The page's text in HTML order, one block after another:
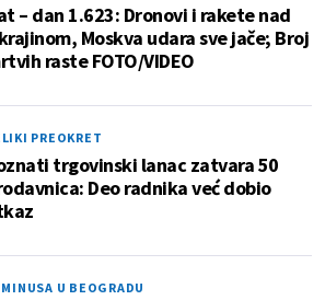
– dan 1.623: Dronovi i rakete nad
Moskva udara sve jače; Broj
raste FOTO/VIDEO
PREOKRET
trgovinski lanac zatvara 50
Deo radnika već dobio
U BEOGRADU